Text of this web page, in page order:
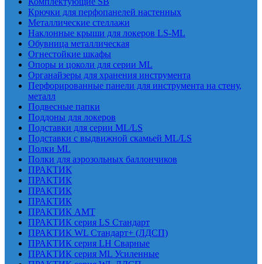
Крючки для перфопанелей настенных
Металлические стеллажи
Наклонные крыши для локеров LS-ML
Обувница металлическая
Огнестойкие шкафы
Опоры и цоколи для серии ML
Органайзеры для хранения инструмента
Перфорированные панели для инструмента на стену,
металл
Подвесные папки
Поддоны для локеров
Подставки для серии ML/LS
Подставки с выдвижной скамьей ML/LS
Полки ML
Полки для аэрозольных баллончиков
ПРАКТИК
ПРАКТИК
ПРАКТИК
ПРАКТИК
ПРАКТИК AMT
ПРАКТИК cерия LS Стандарт
ПРАКТИК WL Стандарт+ (ЛДСП)
ПРАКТИК серия LH Сварные
ПРАКТИК серия ML Усиленные